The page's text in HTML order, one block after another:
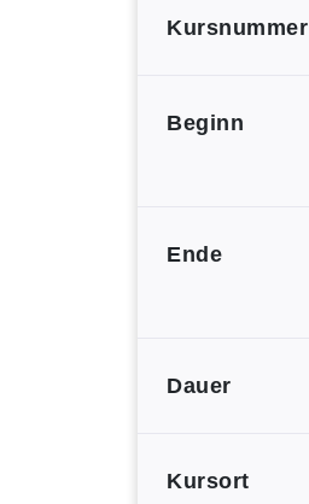
Kursnummer
Beginn
Ende
Dauer
Kursort